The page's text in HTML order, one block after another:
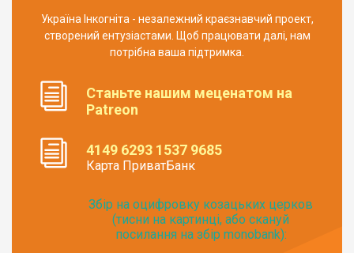
Україна Інкогніта - незалежний краєзнавчий проект,
створений ентузіастами. Щоб працювати далі, нам
потрібна ваша підтримка.
Станьте нашим меценатом на
Patreon
4149 6293 1537 9685
Карта ПриватБанк
Збір на оцифровку козацьких церков
(тисни на картинці, або скануй
посилання на збір monobank):